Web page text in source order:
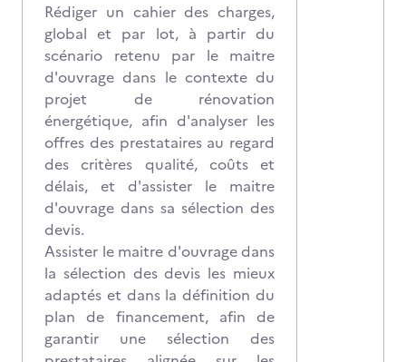
Rédiger un cahier des charges,
global et par lot, à partir du
scénario retenu par le maitre
d'ouvrage dans le contexte du
projet de rénovation
énergétique, afin d'analyser les
offres des prestataires au regard
des critères qualité, coûts et
délais, et d'assister le maitre
d'ouvrage dans sa sélection des
devis.
Assister le maitre d'ouvrage dans
la sélection des devis les mieux
adaptés et dans la définition du
plan de financement, afin de
garantir une sélection des